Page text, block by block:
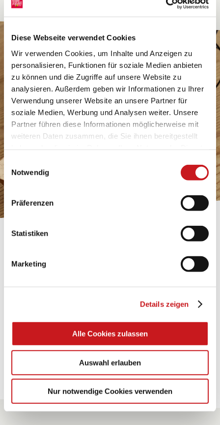
Diese Webseite verwendet Cookies
Wir verwenden Cookies, um Inhalte und Anzeigen zu
personalisieren, Funktionen für soziale Medien anbieten
zu können und die Zugriffe auf unsere Website zu
analysieren. Außerdem geben wir Informationen zu Ihrer
Verwendung unserer Website an unsere Partner für
soziale Medien, Werbung und Analysen weiter. Unsere
Partner führen diese Informationen möglicherweise mit
weiteren Daten zusammen, die Sie ihnen bereitgestellt
Datenschutzhinweisen
mehr darüber, wer wir sind, wie
personenbezogene Daten verarbeiten. Hier geht’s zum
Impressum.
Einwilligungsauswahl
Notwendig
Präferenzen
Statistiken
Marketing
Details zeigen
Alle Cookies zulassen
Auswahl erlauben
Nur notwendige Cookies verwenden
Zum Tipp
Zu allen Tipps